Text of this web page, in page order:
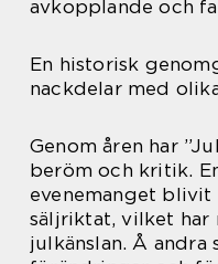
avkopplande och
En historisk
nackdelar med
Genom åren har
beröm och kritik.
evenemanget blivit
säljriktat, vilket har
julkänslan. Å andra